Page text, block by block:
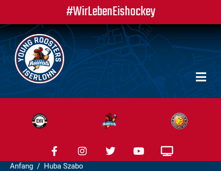
#WirLebenEishockey
Anfang Huba Szabo